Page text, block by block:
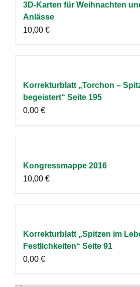
3D-Karten für Weihnachten
Anlässe
10,00 €
Korrekturblatt „Torchon –
begeistert“ Seite 195
0,00 €
Kongressmappe 2016
10,00 €
Korrekturblatt „Spitzen im
Festlichkeiten“ Seite 91
0,00 €